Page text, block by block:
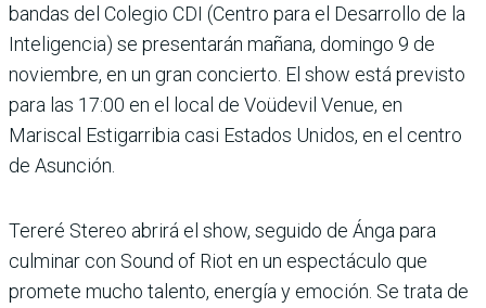
bandas del Colegio CDI (Centro para el Desarrollo de la
Inteligencia) se presentarán mañana, domingo 9 de
noviembre, en un gran concierto. El show está previsto
para las 17:00 en el local de Voüdevil Venue, en
Mariscal Estigarribia casi Estados Unidos, en el centro
de Asunción.
Tereré Stereo abrirá el show, seguido de Ánga para
culminar con Sound of Riot en un espectáculo que
promete mucho talento, energía y emoción. Se trata de